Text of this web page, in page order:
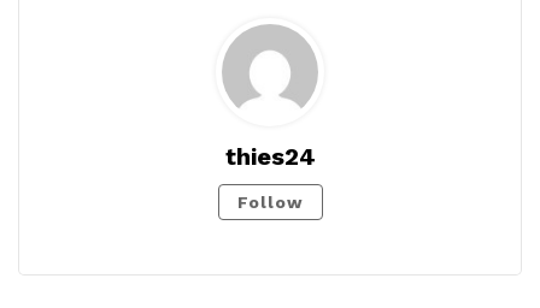
thies24
Follow